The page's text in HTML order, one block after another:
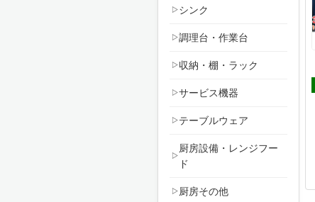
シンク
調理台・作業台
収納・棚・ラック
サービス機器
テーブルウェア
厨房設備・レンジフー
ド
厨房その他